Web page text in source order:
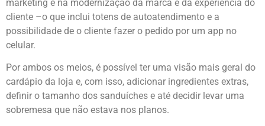
marketing e na modernização da marca e da experiência do
cliente –o que inclui totens de autoatendimento e a
possibilidade de o cliente fazer o pedido por um app no
celular.
Por ambos os meios, é possível ter uma visão mais geral do
cardápio da loja e, com isso, adicionar ingredientes extras,
definir o tamanho dos sanduíches e até decidir levar uma
sobremesa que não estava nos planos.